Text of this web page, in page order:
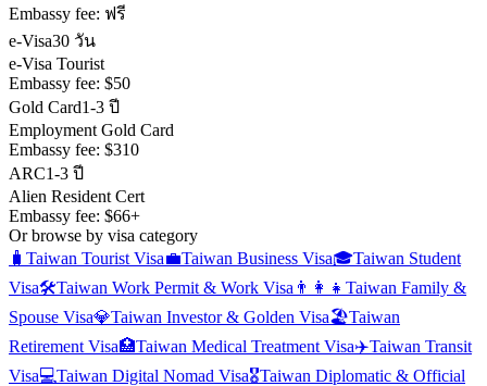
Embassy fee: ฟรี
e-Visa30 วัน
e-Visa Tourist
Embassy fee: $50
Gold Card1-3 ปี
Employment Gold Card
Embassy fee: $310
ARC1-3 ปี
Alien Resident Cert
Embassy fee: $66+
Or browse by visa category
🧳 Taiwan Tourist Visa💼Taiwan Business Visa🎓Taiwan Student
Visa🛠️Taiwan Work Permit & Work Visa 👨‍👩‍👧 Taiwan Family &
Spouse Visa💎Taiwan Investor & Golden Visa🏖️Taiwan
Retirement Visa🏥Taiwan Medical Treatment Visa✈️Taiwan Transit
Visa💻Taiwan Digital Nomad Visa🎖️Taiwan Diplomatic & Official